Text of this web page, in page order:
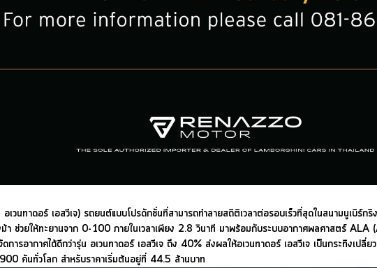
ทาดอร์ เอสวีเจ) รถยนต์แบบโปรดักชั่นที่สามารถทำลายสถิติเวลาต่อรอบเร็วที่สุดในสนามนูเบิร์
า ช่วยให้ทะยานจาก 0-100 ภายในเวลาเพียง 2.8 วินาที มาพร้อมกับระบบอากาศพลศาสตร์
ดการอากาศได้ดีกว่ารุ่น อเวนทาดอร์ เอสวีเจ ถึง 40% ส่งผลให้อเวนทาดอร์ เอสวีเจ เป็นกระทิงเ
คันทั่วโลก สำหรับราคาเริ่มต้นอยู่ที่ 44.5 ล้านบาท